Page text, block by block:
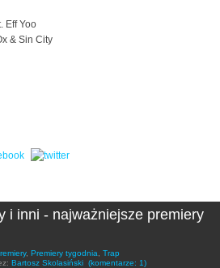
Eff Yoo
& Sin City
i inni - najważniejsze premiery
, Premiery tygodnia
Trap
Bartosz Skolasiński (komentarze: 1)